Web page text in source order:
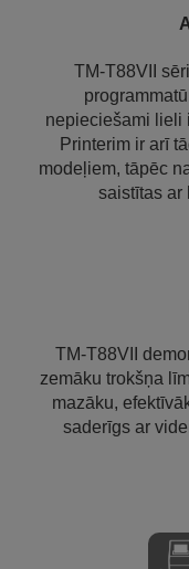
TM-T88VII
nepieciešami lieli
Printerim ir arī
modeļiem, tāpēc
saistītas ar
TM-T88VII
zemāku trokšņa
mazāku,
saderīgs ar